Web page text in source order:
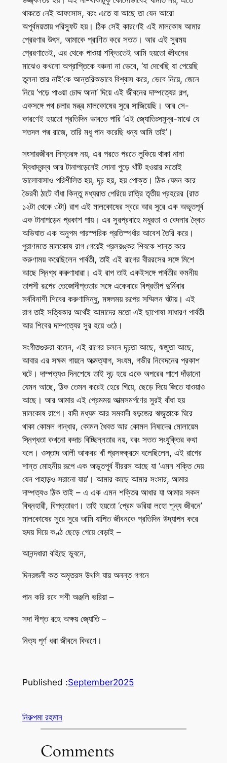
থাকতে নেই আফসোস, বরং এতে যা আছে তা যেন আরো
অপূর্বময়তায় পরিস্ফুট হয়। ঠিক সেই কারণেই এই মালকোষ আমার
প্রেরণার উৎস, আমাকে প্রাণিত করে সতত। আর এই সুরময়
প্রেরণাতেই, এর থেকে পাওয়া শক্তিতেই আমি হয়তো জীবনের
মাঝেও কখনো অপ্রাপ্তিকে বঞ্চনা না ভেবে, ‘যা দেখেছি যা পেয়েছি
তুলনা তার নাই’কে আন্তরিকভাবে বিশ্বাস করে, ভেবে নিয়ে, জেনে
নিয়ে ‘পড়ে পাওয়া চোদ্দ আনা’ দিয়ে এই জীবনের দাম্পত্যের গল্প,
একসঙ্গে পথ চলার মন্ত্র মালকোষের সুরে সাজিয়েছি। আর সে-
কারণেই হয়তো প্রতিদিন ভাবতে পারি ‘এই জ্যোতিঃসমুদ্র-মাঝে যে
শতদল পদ্ম রাজে, তারি মধু পান করেছি ধন্য আমি তাই’।
সংসারজীবন নিস্তরঙ্গ নয়, এর পরতে পরতে লুকিয়ে থাকা নানা
দ্বিধাদ্বন্দ্ব আর টানাপড়েনেই সোনা পুড়ে খাঁটি হওয়ার মতোই
ভালোবাসাও পরিশীলিত হয়, দৃঢ় হয়, হয় পোক্ত। ঠিক যেমন করে
ভৈরবী ঠাটে বাঁধা কিন্তু মধ্যরাত পেরিয়ে রাত্রি তৃতীয় প্রহরের (রাত
১২টা থেকে ৩টা) রাগ এই মালকোষের স্বরে আর সুরে এক অভূতপূর্ব
এক টানাপড়েন প্রকাশ পায়। এর সুরপ্রবাহে মধুরতা ও বেদনার দ্বৈত
অভিঘাত এক অনুপম পারস্পরিক প্রতিস্পর্ধার আবেশ তৈরি করে।
পুরাণমতে মালকোষ রাগ গেয়েই প্রলয়ঙ্কর শিবকে শান্ত করে
করুণাময় করেছিলেন পার্বতী, তাই এই রাগের বীররসের সঙ্গে মিশে
আছে স্নিগ্ধ করুণাধারা। এই রাগ তাই একইসঙ্গে পার্বতীর কমনীয়
তাপসী রূপের তেজোদীপ্ততার সঙ্গে একেবারে বিপ্রতীপ দুর্নিবার
সর্ববিনাশী শিবের করুণাসিন্ধু, মঙ্গলময় রূপের সম্মিলন ঘটায়। এই
রাগ তাই সত্যিকার অর্থেই আমাদের মতো এই ছাপোষা সাধারণ পার্বতী
আর শিবের দাম্পত্যের সুর হয়ে ওঠে।
সংগীতগুরুরা বলেন, এই রাগের চলনে দৃঢ়তা আছে, ঋজুতা আছে,
আবার এর সক্ষম গায়নে আত্মত্যাগ, সংযম, গভীর নিবেদনের প্রকাশ
ঘটে। দাম্পত্যও দিনশেষে তাই দৃঢ় হয়ে একে অপরের পাশে দাঁড়ানো
যেমন আছে, ঠিক তেমন করেই হেরে গিয়ে, ছেড়ে দিয়ে জিতে যাওয়াও
আছে। আর আমার এই প্রেমময় আত্মসমর্পণের সুরই বাঁধা হয়
মালকোষ রাগে। বাদী মধ্যম আর সমবাদী ষড়জের ঋজুতাকে ঘিরে
থাকা কোমল গান্ধার, কোমল ধৈবত আর কোমল নিষাদের মোলায়েম
স্নিগ্ধতা কখনো কদাচ বিচ্ছিন্নতার নয়, বরং সতত সংযুক্তির কথা
বলে। ওস্তাদ আলী আকবর খাঁ প্রসঙ্গক্রমে বলেছিলেন, এই রাগের
শান্ত মোহনীয় রূপে এক অভূতপূর্ব বীররস আছে যা ‘এমন শক্তি দেয়
যেন পাহাড়ও সরানো যায়’। আমার কাছে আমার সংসার, আমার
দাম্পত্যও ঠিক তাই – এ এক এমন শক্তির আধার যা আমার সকল
বিঘ্নহারী, বিপত্তারণ। তাই হয়তো ‘প্রেম ভরিয়া লহো শূন্য জীবনে’
মালকোষের সুরে সুরে আমি যাপিত জীবনকে প্রতিদিন উদ্যাপন করে
হৃদয় দিয়ে কণ্ঠ ছেড়ে গেয়ে বেড়াই –
আনন্দধারা বহিছে ভুবনে,
দিনরজনী কত অমৃতরস উথলি যায় অনন্ত গগনে
পান করি রবে শশী অঞ্জলি ভরিয়া –
সদা দীপ্ত রহে অক্ষয় জ্যোতি –
নিত্য পূর্ণ ধরা জীবনে কিরণে।
Published :September2025
নিরুপমা রহমান
Comments